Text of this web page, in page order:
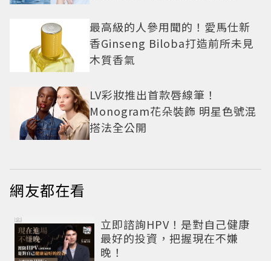
最高級的人參用聞的！愛馬仕新
香Ginseng Biloba打造前所未見
木質香氣
LV彩妝推出首款唇線筆！
Monogram花朵裝飾 明星色號混
搭法全公開
網友都在看
立即諮詢HPV！是對自己健康
最好的投資，把握現在不嫌
晚！
PR